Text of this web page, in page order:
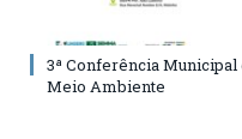
3ª Conferência Municipal
Meio Ambiente